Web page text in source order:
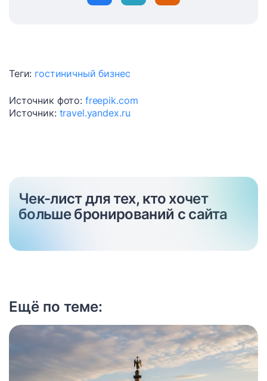
Теги: гостиничный бизнес
Источник фото: freepik.com
Источник: travel.yandex.ru
Чек-лист для тех, кто хочет
больше бронирований с сайта
Ещё по теме: